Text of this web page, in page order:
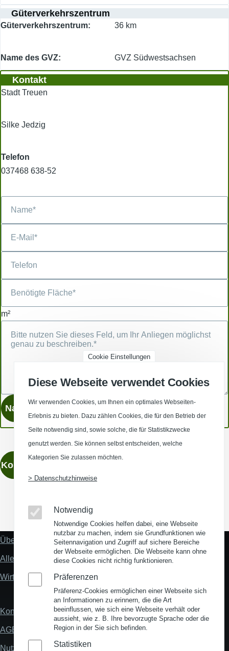
Güterverkehrszentrum
Güterverkehrszentrum 36 km
Name des GVZ GVZ Südwestsachsen
Kontakt
Stadt Treuen
Silke Jedzig
Telefon
037468 638-52
m²
Kontaktieren
(Opens in a new window)
Fußzeile
Links
Über uns
Alles zum Thema Standortanalyse
Wirtschaftsstandort Deutschland
Fußzeile
Kontakt
AGB
Nutzungsbedingungen
Cookie Einstellungen
Diese Webseite verwendet Cookies
Wir verwenden Cookies, um Ihnen ein optimales Webseiten-
Erlebnis zu bieten. Dazu zählen Cookies, die für den Betrieb der
Seite notwendig sind, sowie solche, die für Statistikzwecke
genutzt werden. Sie können selbst entscheiden, welche
Kategorien Sie zulassen möchten.
> Datenschutzhinweise
Notwendig
Notwendige Cookies helfen dabei, eine Webseite
nutzbar zu machen, indem sie Grundfunktionen wie
Seitennavigation und Zugriff auf sichere Bereiche
der Webseite ermöglichen. Die Webseite kann ohne
diese Cookies nicht richtig funktionieren.
Präferenzen
Präferenz-Cookies ermöglichen einer Webseite sich
an Informationen zu erinnern, die die Art
beeinflussen, wie sich eine Webseite verhält oder
aussieht, wie z. B. Ihre bevorzugte Sprache oder die
Region in der Sie sich befinden.
Statistiken